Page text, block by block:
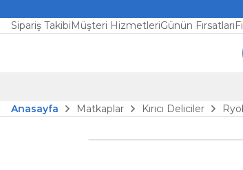
Sipariş TakibiMüşteri HizmetleriGünün Fırsatları
Anasayfa
Matkaplar Kırıcı Deliciler